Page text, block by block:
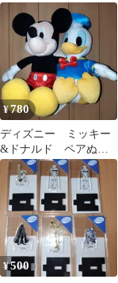
チ ヘッドホン 推し
活 イヤホン
¥780
ディズニー ミッキー
&ドナルド ペアぬい
ぐるみ ハロウィン
推し活 仲良し
¥500